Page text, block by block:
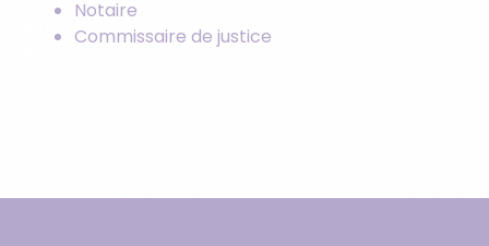
Notaire
Commissaire de justice